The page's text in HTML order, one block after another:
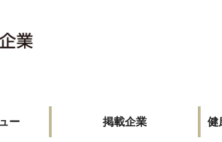
ー 掲載企業 健